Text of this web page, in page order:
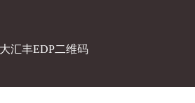
汇丰EDP二维码